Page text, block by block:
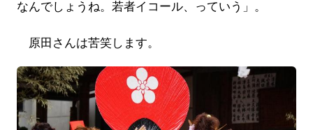
なんでしょうね。若者イコール、っていう」。
原田さんは苦笑します。